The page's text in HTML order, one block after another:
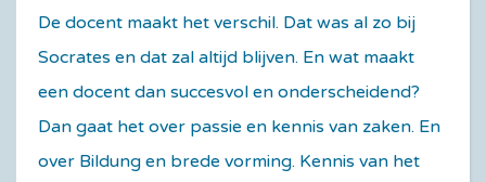
De docent maakt het verschil. Dat was al zo bij
Socrates en dat zal altijd blijven. En wat maakt
een docent dan succesvol en onderscheidend?
Dan gaat het over passie en kennis van zaken. En
over Bildung en brede vorming. Kennis van het